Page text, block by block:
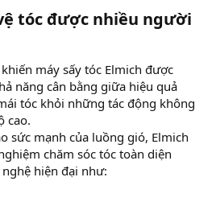
tóc được nhiều người
máy sấy tóc Elmich được
năng cân bằng giữa hiệu quả
tóc khỏi những tác động không
cao.
sức mạnh của luồng gió, Elmich
chăm sóc tóc toàn diện
hiện đại như: